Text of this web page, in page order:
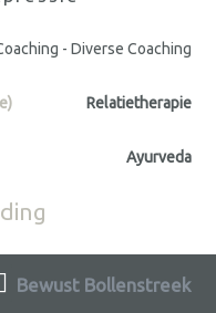
- Diverse Coaching
Relatietherapie
Ayurveda
Bewust Bollenstreek